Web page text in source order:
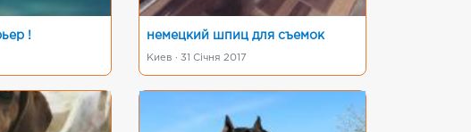
! немецкий шпиц для съемок
Киев · 31 Січня 2017